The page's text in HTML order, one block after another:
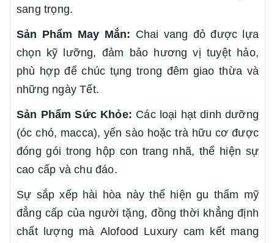
sang trọng.
Sản Phẩm May Mắn: Chai vang đỏ được lựa
chọn kỹ lưỡng, đảm bảo hương vị tuyệt hảo,
phù hợp để chúc tụng trong đêm giao thừa và
những ngày Tết.
Sản Phẩm Sức Khỏe: Các loại hạt dinh dưỡng
(óc chó, macca), yến sào hoặc trà hữu cơ được
đóng gói trong hộp con trang nhã, thể hiện sự
cao cấp và chu đáo.
Sự sắp xếp hài hòa này thể hiện gu thẩm mỹ
đẳng cấp của người tặng, đồng thời khẳng định
chất lượng mà Alofood Luxury cam kết mang